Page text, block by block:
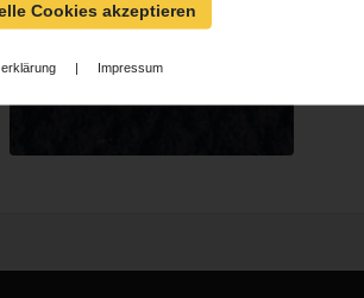
Cookies akzeptieren
| Impressum